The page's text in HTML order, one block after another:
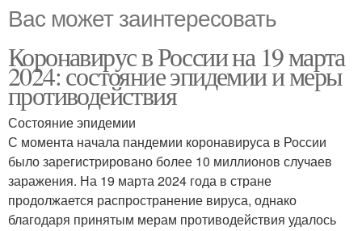
Вас может заинтересовать
Коронавирус в России на 19 марта
2024: состояние эпидемии и меры
противодействия
Состояние эпидемии
С момента начала пандемии коронавируса в России
было зарегистрировано более 10 миллионов случаев
заражения. На 19 марта 2024 года в стране
продолжается распространение вируса, однако
благодаря принятым мерам противодействия удалось